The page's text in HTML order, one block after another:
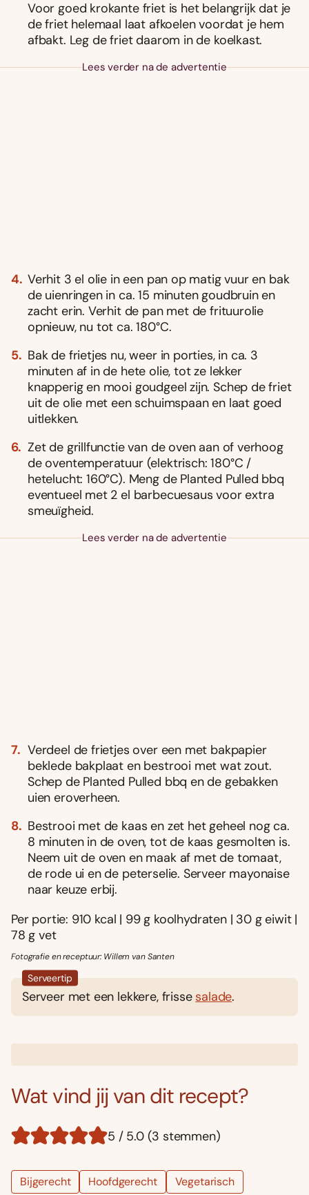
Voor goed krokante friet is het belangrijk dat je
de friet helemaal laat afkoelen voordat je hem
afbakt. Leg de friet daarom in de koelkast.
Lees verder na de advertentie
Verhit 3 el olie in een pan op matig vuur en bak
de uienringen in ca. 15 minuten goudbruin en
zacht erin. Verhit de pan met de frituurolie
opnieuw, nu tot ca. 180°C.
Bak de frietjes nu, weer in porties, in ca. 3
minuten af in de hete olie, tot ze lekker
knapperig en mooi goudgeel zijn. Schep de friet
uit de olie met een schuimspaan en laat goed
uitlekken.
Zet de grillfunctie van de oven aan of verhoog
de oventemperatuur (elektrisch: 180°C /
hetelucht: 160°C). Meng de Planted Pulled bbq
eventueel met 2 el barbecuesaus voor extra
smeuïgheid.
Lees verder na de advertentie
Verdeel de frietjes over een met bakpapier
beklede bakplaat en bestrooi met wat zout.
Schep de Planted Pulled bbq en de gebakken
uien eroverheen.
Bestrooi met de kaas en zet het geheel nog ca.
8 minuten in de oven, tot de kaas gesmolten is.
Neem uit de oven en maak af met de tomaat,
de rode ui en de peterselie. Serveer mayonaise
naar keuze erbij.
Per portie: 910 kcal | 99 g koolhydraten | 30 g eiwit |
78 g vet
Fotografie en receptuur: Willem van Santen
Serveertip
Serveer met een lekkere, frisse salade.
Wat vind jij van dit recept?
5 / 5.0 (3 stemmen)
Bijgerecht Hoofdgerecht Vegetarisch